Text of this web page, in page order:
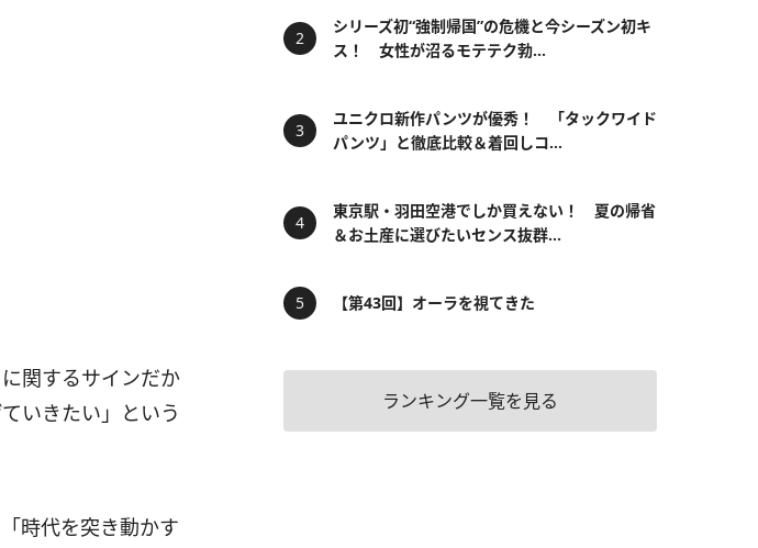
関するサインだか
いきたい」という
時代を突き動かす
シリーズ初“強制帰国”の危機と今シーズン初キ
ス！ 女性が沼るモテテク勃...
ユニクロ新作パンツが優秀！ 「タックワイド
パンツ」と徹底比較＆着回しコ...
東京駅・羽田空港でしか買えない！ 夏の帰省
＆お土産に選びたいセンス抜群...
【第43回】オーラを視てきた
ランキング一覧を見る